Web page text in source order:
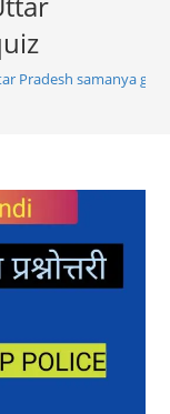
Pradesh samanya